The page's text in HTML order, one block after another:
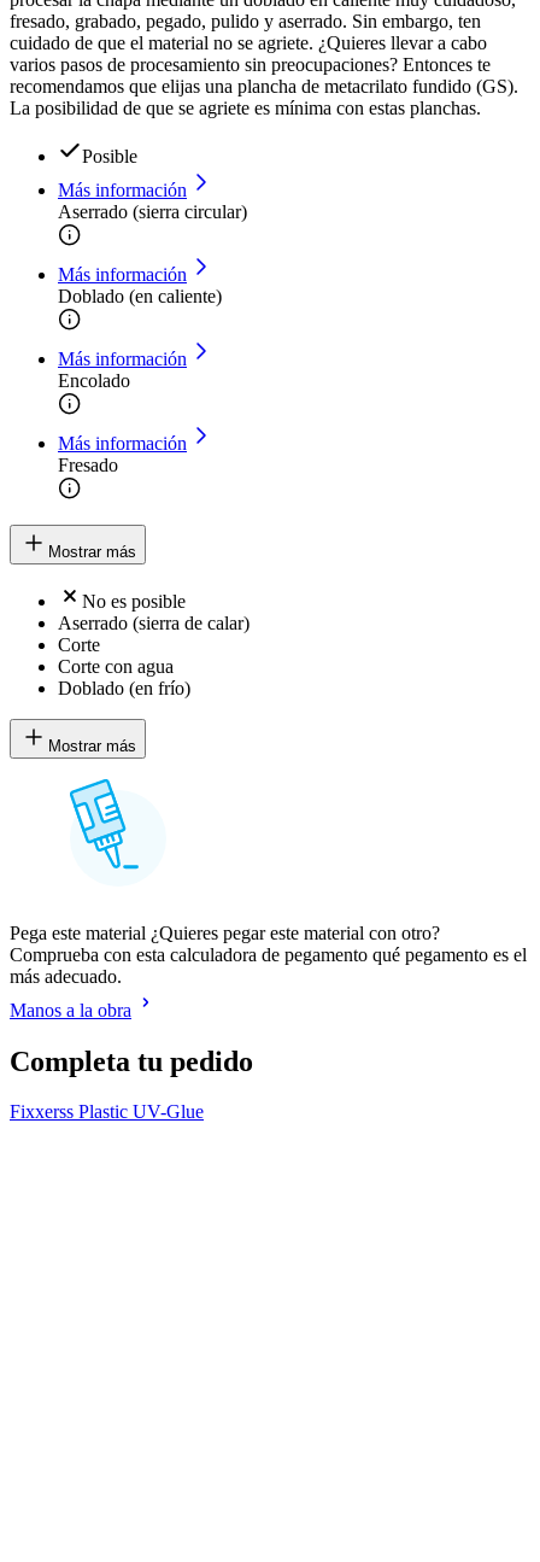
fresado, grabado, pegado, pulido y aserrado. Sin embargo, ten
cuidado de que el material no se agriete. ¿Quieres llevar a cabo
varios pasos de procesamiento sin preocupaciones? Entonces te
recomendamos que elijas una plancha de metacrilato fundido (GS).
La posibilidad de que se agriete es mínima con estas planchas.
Posible
Más información
Aserrado (sierra circular)
Más información
Doblado (en caliente)
Más información
Encolado
Más información
Fresado
Mostrar más
No es posible
Aserrado (sierra de calar)
Corte
Corte con agua
Doblado (en frío)
Mostrar más
Pega este material ¿Quieres pegar este material con otro?
Comprueba con esta calculadora de pegamento qué pegamento es el
más adecuado.
Manos a la obra
Completa tu pedido
Fixxerss Plastic UV-Glue